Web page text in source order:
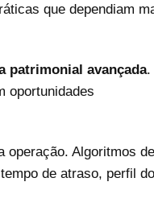
que dependiam
patrimonial avançada.
oportunidades
operação. Algoritmos de
de atraso, perfil do